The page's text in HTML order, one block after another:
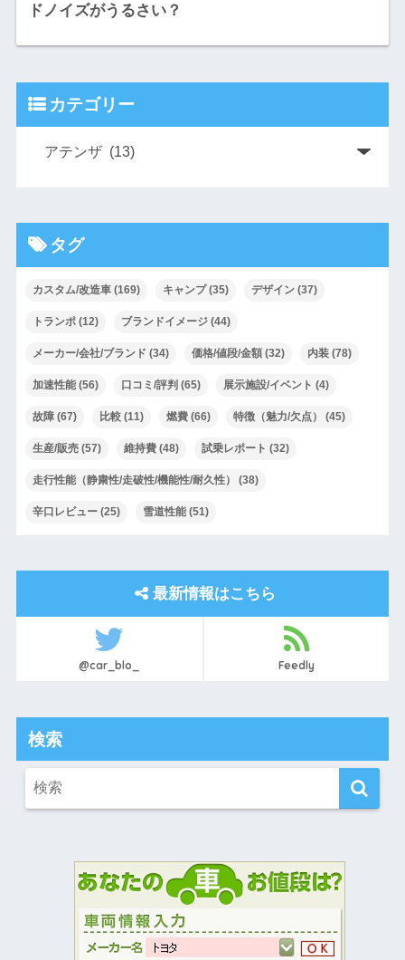
ドノイズがうるさい？
カテゴリー
タグ
カスタム/改造車(169) キャンプ(35) デザイン(37)
トランポ(12) ブランドイメージ(44)
メーカー/会社/ブランド (34) 価格/値段/金額(32) 内装(78)
加速性能(56) 口コミ/評判 (65) 展示施設/イベント (4)
故障(67) 比較(11) 燃費(66) 特徴（魅力/欠点） (45)
生産/販売(57) 維持費(48) 試乗レポート (32)
走行性能（静粛性/走破性/機能性/耐久性） (38)
辛口レビュー(25) 雪道性能(51)
最新情報はこちら
@car_blo_ Feedly
検索